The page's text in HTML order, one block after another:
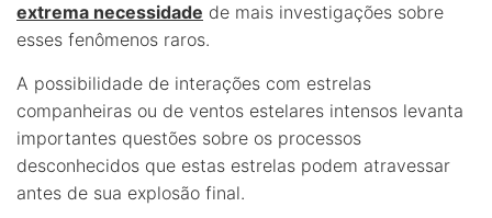
extrema necessidade de mais investigações sobre
esses fenômenos raros.
A possibilidade de interações com estrelas
companheiras ou de ventos estelares intensos levanta
importantes questões sobre os processos
desconhecidos que estas estrelas podem atravessar
antes de sua explosão final.